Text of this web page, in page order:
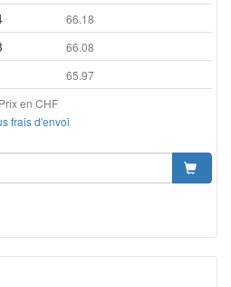
66.18
66.08
65.97
Prix en CHF
frais d'envoi